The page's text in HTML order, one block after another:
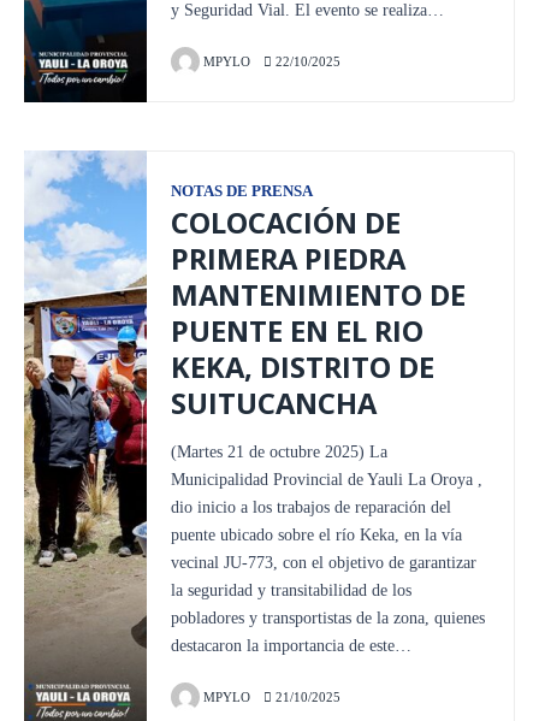
y Seguridad Vial. El evento se realiza…
MPYLO 22/10/2025
NOTAS DE PRENSA
COLOCACIÓN DE
PRIMERA PIEDRA
MANTENIMIENTO DE
PUENTE EN EL RIO
KEKA, DISTRITO DE
SUITUCANCHA
(Martes 21 de octubre 2025) La
Municipalidad Provincial de Yauli La Oroya ,
dio inicio a los trabajos de reparación del
puente ubicado sobre el río Keka, en la vía
vecinal JU-773, con el objetivo de garantizar
la seguridad y transitabilidad de los
pobladores y transportistas de la zona, quienes
destacaron la importancia de este…
MPYLO 21/10/2025